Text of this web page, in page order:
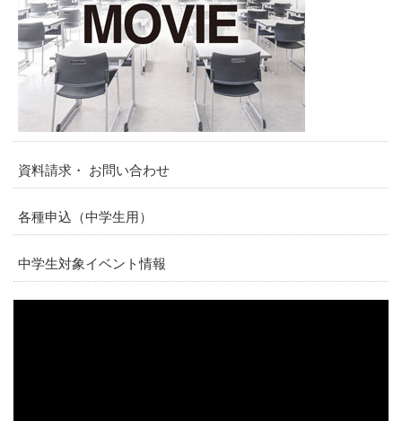
資料請求・ お問い合わせ
各種申込（中学生用）
中学生対象イベント情報